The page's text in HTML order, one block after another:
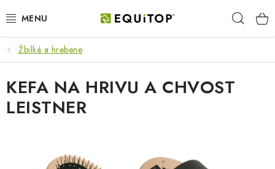
na
JAZDEC
KÔŇ
PONY
Žbilká a hrebene
KEFA NA HRIVU A CHVOST
LEISTNER